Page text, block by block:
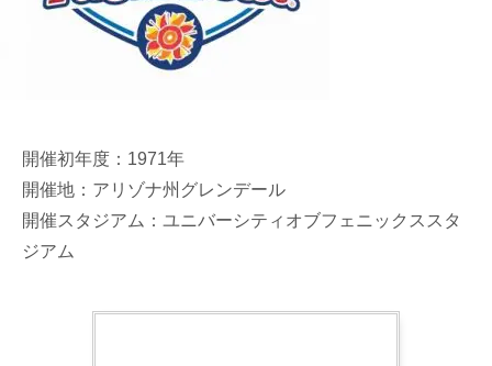
開催初年度：1971年
開催地：アリゾナ州グレンデール
開催スタジアム：ユニバーシティオブフェニックススタ
ジアム